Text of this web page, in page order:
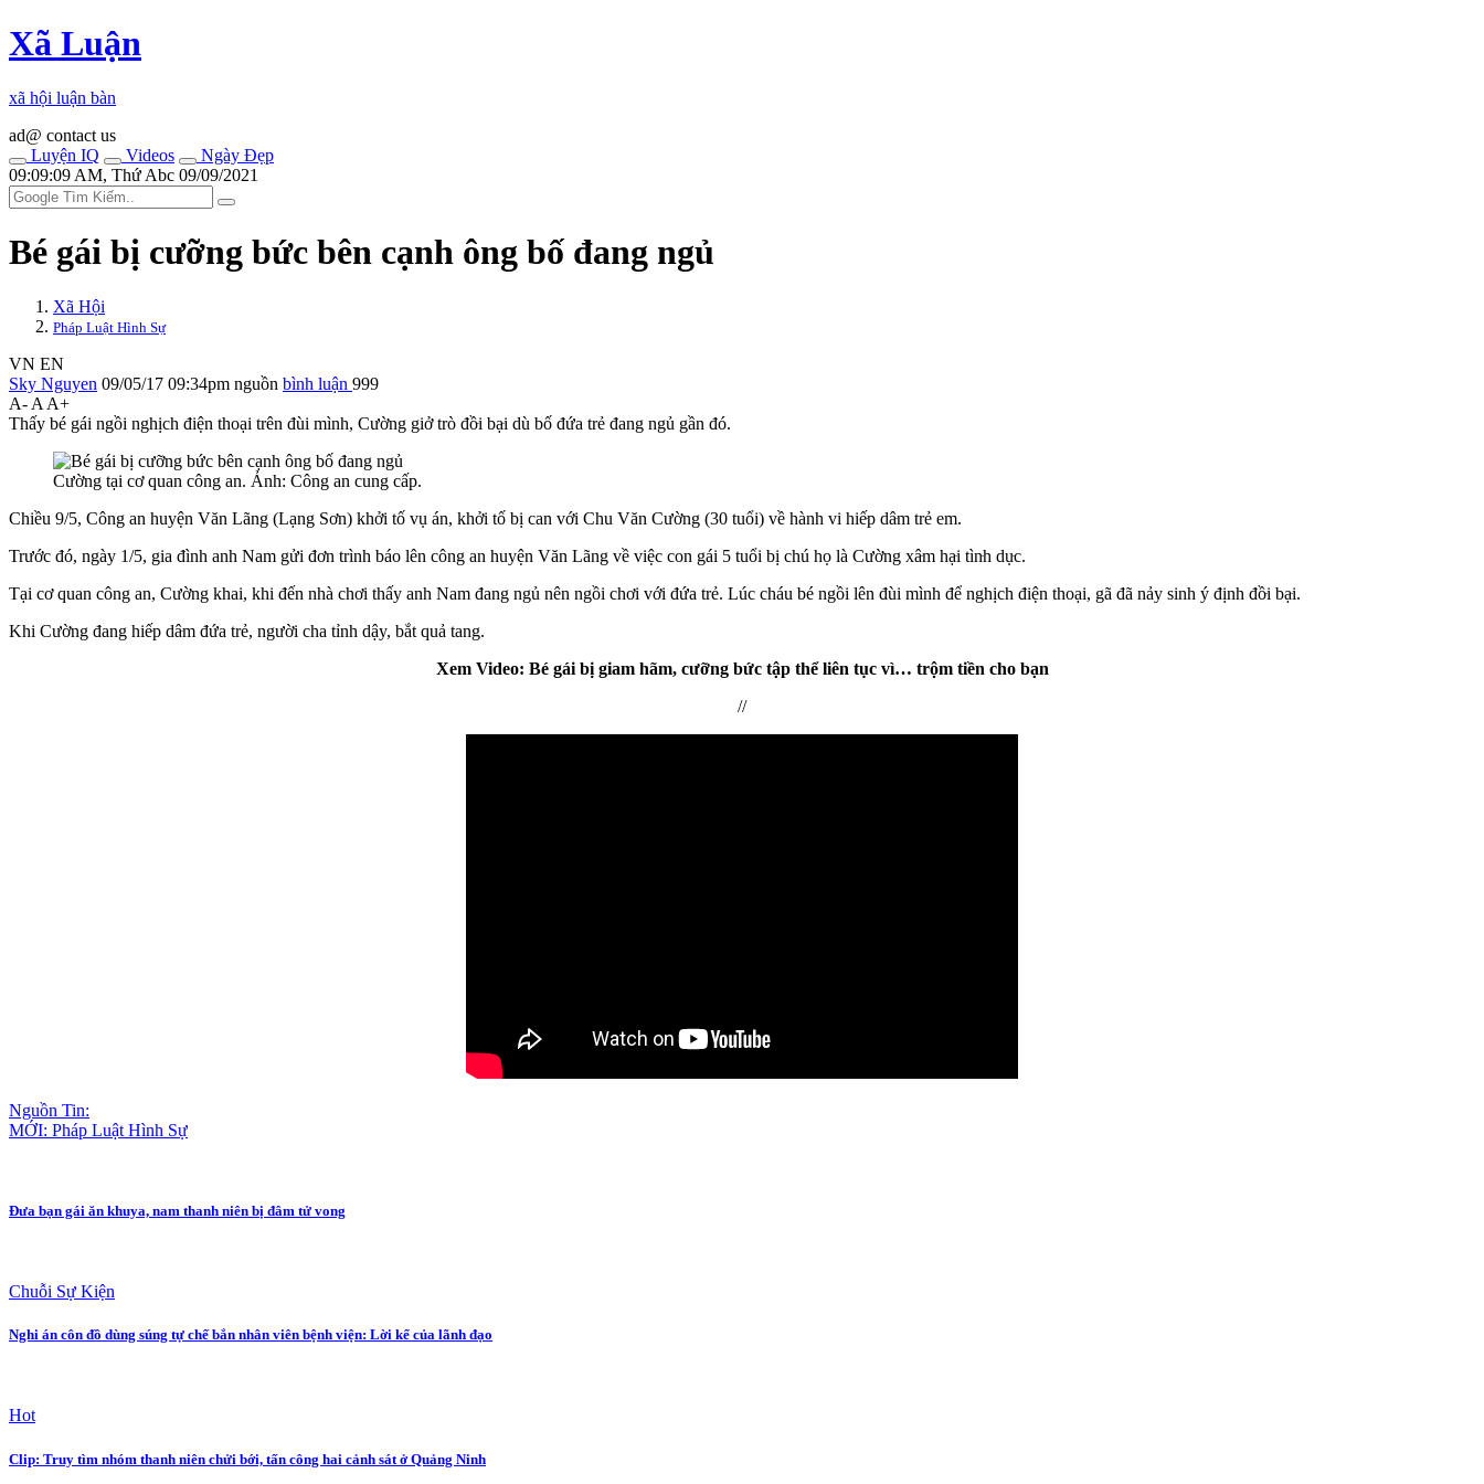
Xã Luận
xã hội luận bàn
ad@ contact us
Luyện IQ
Videos
Ngày Đẹp
09:09:09 AM, Thứ Abc 09/09/2021
Bé gái bị cưỡng bức bên cạnh ông bố đang ngủ
Xã Hội
Pháp Luật Hình Sự
VN EN
Sky Nguyen 09/05/17 09:34pm nguồn bình luận 999
A- A A+
Thấy bé gái ngồi nghịch điện thoại trên đùi mình, Cường giở trò đồ‌ּi bạ‌ּi dù bố đứa trẻ đang ngủ gần đó.
Cường tại cơ quan công an. Ảnh: Công an cung cấp.
Chiều 9/5, Công an huyện Văn Lãng (Lạng Sơn) khởi tố vụ án, khởi tố bị can với Chu Văn Cường (30 tuổi) về hành vi hiế‌ּp dâ‌ּm trẻ em.
Trước đó, ngày 1/5, gia đình anh Nam gửi đơn trình báo lên công an huyện Văn Lãng về việc con gái 5 tuổi bị chú họ là Cường xâ‌ּm hạ‌ּi tìn‌ּh dụ‌ּc.
Tại cơ quan công an, Cường khai, khi đến nhà chơi thấy anh Nam đang ngủ nên ngồi chơi với đứa trẻ. Lúc cháu bé ngồi lên đùi mình để nghịch điện thoại, gã đã nảy sinh ý định đồ‌ּi bạ‌ּi.
Khi Cường đang hiế‌ּp dâ‌ּm đứa trẻ, người cha tỉnh dậy, bắt quả tang.
Xem Video: Bé gái bị giam hãm, cưỡng bức tập thể liên tục vì… trộm tiền cho bạn
//
Nguồn Tin:
MỚI: Pháp Luật Hình Sự
Đưa bạn gái ăn khuya, nam thanh niên bị đâm tử vong
Chuỗi Sự Kiện
Nghi án côn đồ dùng súng tự chế bắn nhân viên bệnh viện: Lời kể của lãnh đạo
Hot
Clip: Truy tìm nhóm thanh niên chửi bới, tấn công hai cảnh sát ở Quảng Ninh